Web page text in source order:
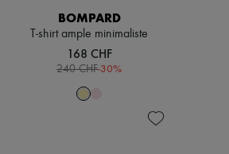
BOMPARD
T-shirt ample minimaliste
168 CHF
240 CHF-30%